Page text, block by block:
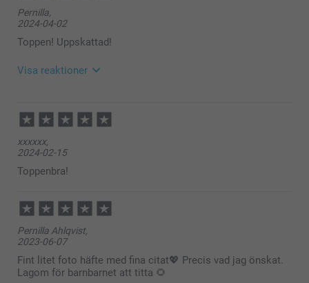
Pernilla,
2024-04-02
Toppen! Uppskattad!
Visa reaktioner
15:21
Hej Pernilla,
är nöjd med ditt Fotohäfte!
Vi önskar dig en fin dag!
xxxxxx,
2024-02-15
Toppenbra!
Pernilla Ahlqvist,
2023-06-07
Fint litet foto häfte med fina citat💖 Precis vad jag önskat.
Lagom för barnbarnet att titta 🌻